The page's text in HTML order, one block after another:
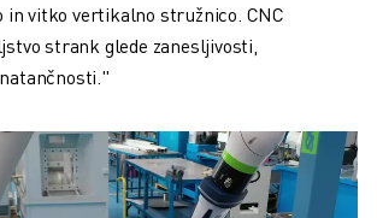
in vitko vertikalno stružnico. CNC
strank glede zanesljivosti,